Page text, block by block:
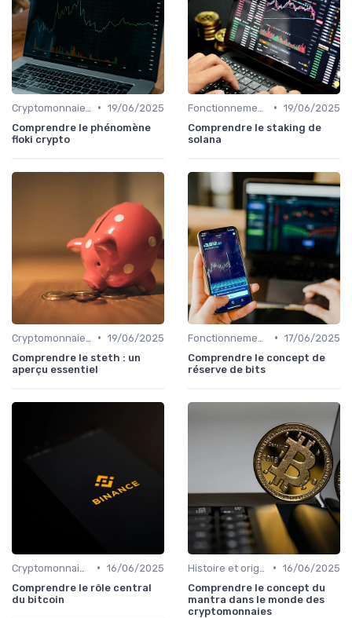
• 19/06/2025
Comprendre le phénomène
floki crypto
• 19/06/2025
Comprendre le staking de
solana
• 19/06/2025
Comprendre le steth : un
aperçu essentiel
• 17/06/2025
Comprendre le concept de
réserve de bits
• 16/06/2025
Comprendre le rôle central
du bitcoin
• 16/06/2025
Comprendre le concept du
mantra dans le monde des
cryptomonnaies